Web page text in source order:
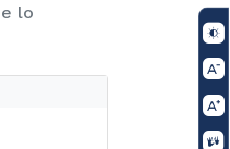
lo